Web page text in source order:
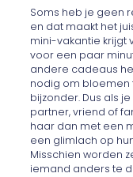
Soms heb je geen
en dat maakt het
mini-vakantie krijgt
voor een paar
andere cadeaus
nodig om bloemen
bijzonder. Dus als
partner, vriend of
haar dan met een
een glimlach op
Misschien worden
iemand anders te